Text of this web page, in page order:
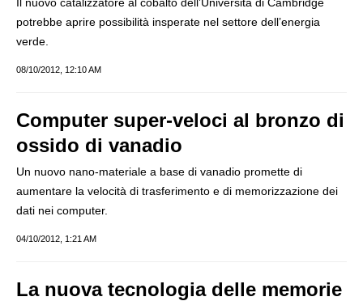
potrebbe aprire possibilità insperate nel settore dell’energia
verde.
08/10/2012, 12:10 AM
Computer super-veloci al bronzo di
ossido di vanadio
Un nuovo nano-materiale a base di vanadio promette di
aumentare la velocità di trasferimento e di memorizzazione dei
dati nei computer.
04/10/2012, 1:21 AM
La nuova tecnologia delle memorie